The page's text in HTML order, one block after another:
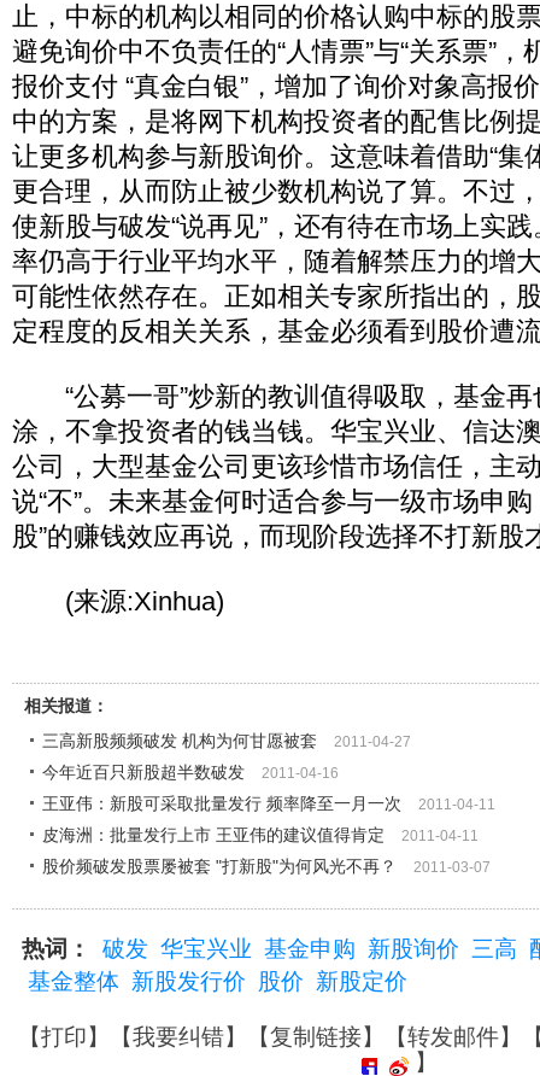
止，中标的机构以相同的价格认购中标的股
避免询价中不负责任的“人情票”与“关系票”
报价支付 “真金白银”，增加了询价对象高报
中的方案，是将网下机构投资者的配售比例
让更多机构参与新股询价。这意味着借助“集
更合理，从而防止被少数机构说了算。不过
使新股与破发“说再见”，还有待在市场上实
率仍高于行业平均水平，随着解禁压力的增
可能性依然存在。正如相关专家所指出的，
定程度的反相关关系，基金必须看到股价遭
“公募一哥”炒新的教训值得吸取，基金再
涂，不拿投资者的钱当钱。华宝兴业、信达
公司，大型基金公司更该珍惜市场信任，主
说“不”。未来基金何时适合参与一级市场申
股”的赚钱效应再说，而现阶段选择不打新股
(来源:Xinhua)
相关报道：
三高新股频频破发 机构为何甘愿被套
2011-04-27
今年近百只新股超半数破发 2011-04-16
王亚伟：新股可采取批量发行 频率降至一月一次 2011-04-11
皮海洲：批量发行上市 王亚伟的建议值得肯定 2011-04-11
股价频破发股票屡被套 "打新股"为何风光不再？ 2011-03-07
热词： 破发 华宝兴业 基金申购 新股询价 三高
基金整体 新股发行价 股价 新股定价
【打印】【我要纠错】【复制链接】【转发邮件】
】